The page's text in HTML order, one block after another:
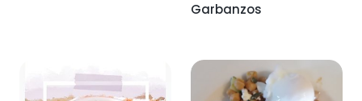
Garbanzos